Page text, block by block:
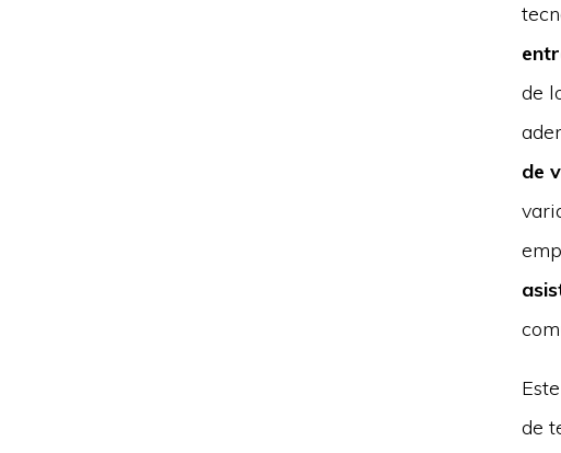
de
de
de